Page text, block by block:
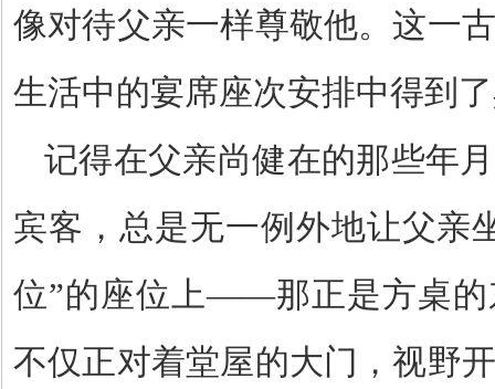
像对待父亲一样尊敬他。这一
生活中的宴席座次安排中得到
记得在父亲尚健在的那些年
宾客，总是无一例外地让父亲
位”的座位上——那正是方桌
不仅正对着堂屋的大门，视野